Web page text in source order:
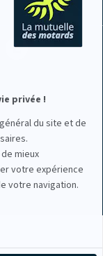
privée !
du site et de
mieux
votre expérience
votre navigation.
Linkedin
Lib